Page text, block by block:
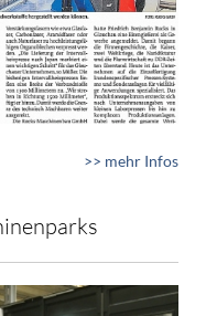
>> mehr Infos